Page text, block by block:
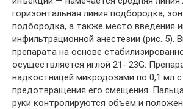
горизонтальная линия подбородка,
подбородка, а также место введения
инфильтрационной анестезии (рис. 5).
препарата на основе
осуществляется иглой 21- 23G.
надкостницей микродозами по 0,1 мл
предотвращения его смещения.
руки контролируются объем и